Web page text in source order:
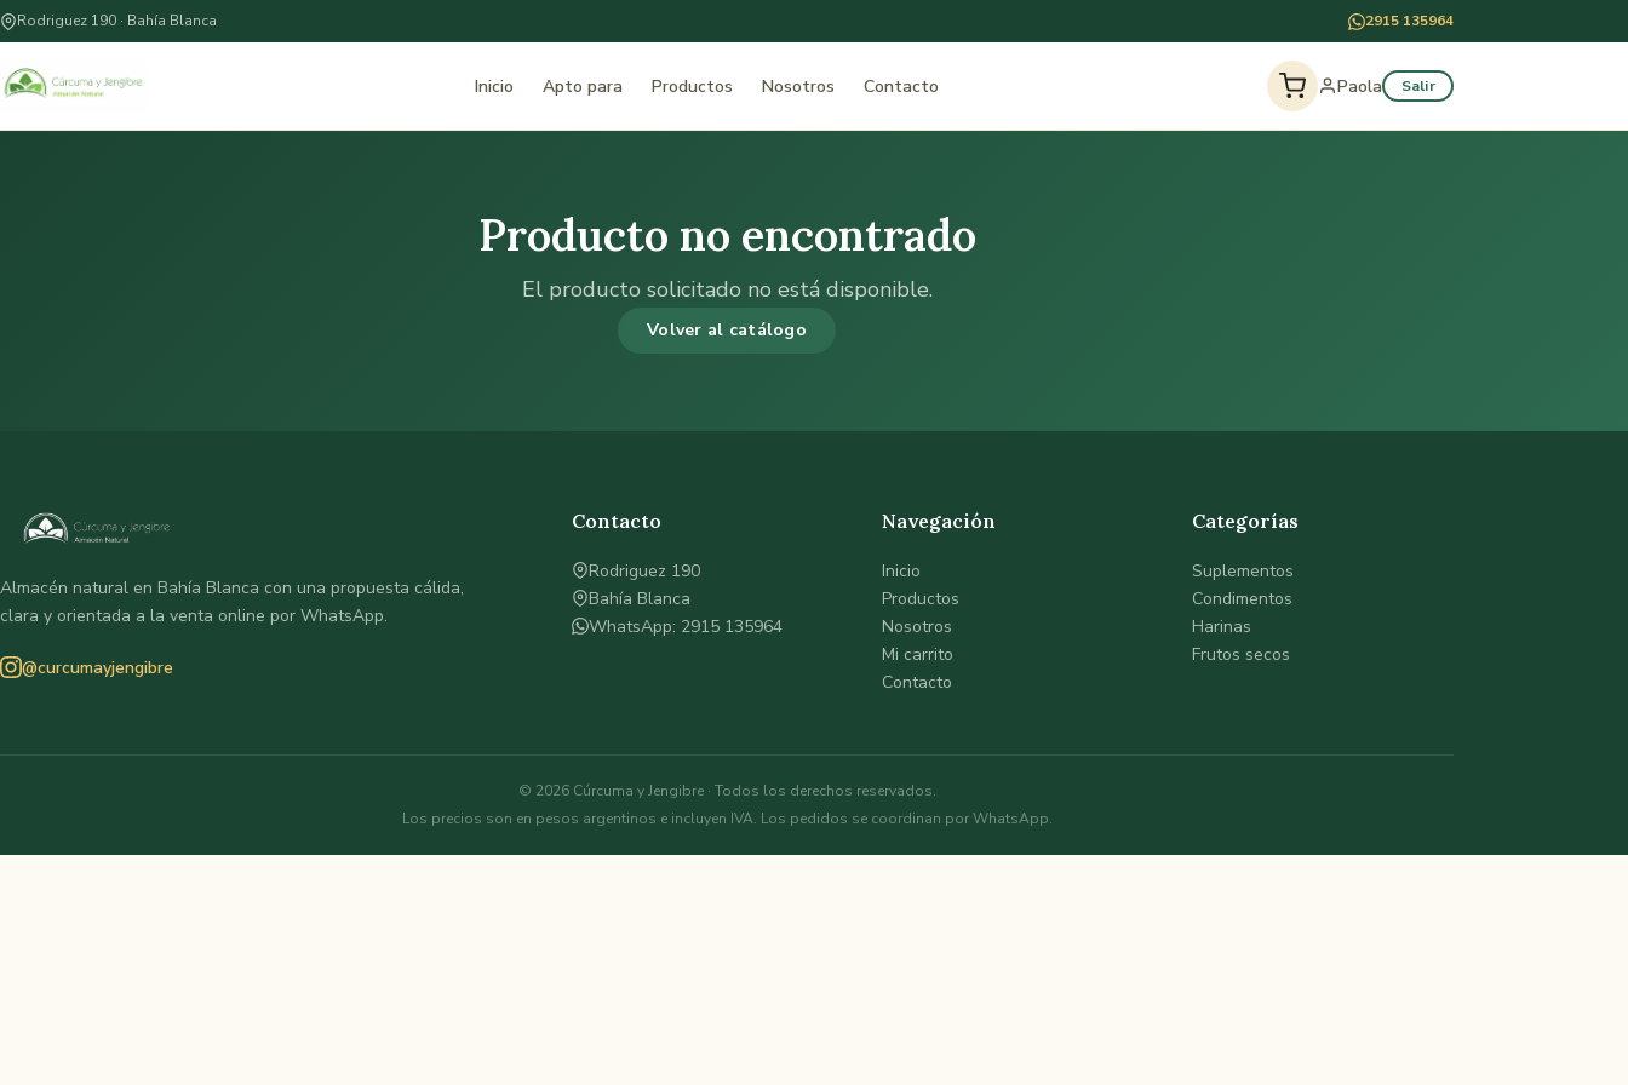
Rodriguez 190 · Bahía Blanca 2915 135964
Inicio Apto para Productos Nosotros Contacto Paola Salir
Producto no encontrado
El producto solicitado no está disponible.
Volver al catálogo
Almacén natural en Bahía Blanca con una propuesta cálida,
clara y orientada a la venta online por WhatsApp.
@curcumayjengibre
Contacto
Rodriguez 190
Bahía Blanca
WhatsApp: 2915 135964
Navegación
Inicio
Productos
Nosotros
Mi carrito
Contacto
Categorías
Suplementos
Condimentos
Harinas
Frutos secos
© 2026 Cúrcuma y Jengibre · Todos los derechos reservados.
Los precios son en pesos argentinos e incluyen IVA. Los pedidos se coordinan por WhatsApp.